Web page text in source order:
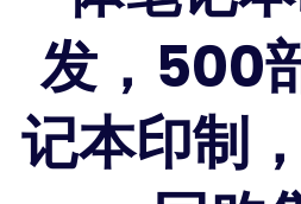
发，500
记本印制